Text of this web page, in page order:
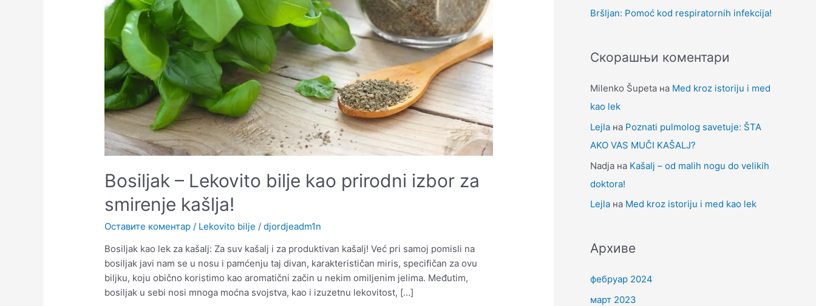
Bosiljak – Lekovito bilje kao prirodni izbor za
smirenje kašlja!
Оставите коментар / Lekovito bilje /djordjeadm1n
Bosiljak kao lek za kašalj: Za suv kašalj i za produktivan kašalj! Već pri samoj pomisli na
bosiljak javi nam se u nosu i pamćenju taj divan, karakterističan miris, specifičan za ovu
biljku, koju obično koristimo kao aromatični začin u nekim omiljenim jelima. Međutim,
bosiljak u sebi nosi mnoga moćna svojstva, kao i izuzetnu lekovitost, […]
Bršljan: Pomoć kod respiratornih infekcija!
Скорашњи коментари
Milenko Šupeta на Med kroz istoriju i med
kao lek
Lejla на Poznati pulmolog savetuje: ŠTA
AKO VAS MUČI KAŠALJ?
Nadja на Kašalj – od malih nogu do velikih
doktora!
Lejla на Med kroz istoriju i med kao lek
Архиве
фебруар 2024
март 2023